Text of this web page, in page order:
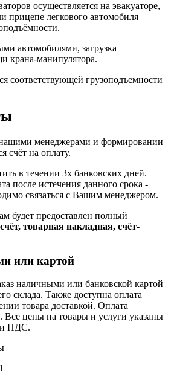
осуществляется на эвакуаторе,
прицепе легкового автомобиля
автомобилями, загрузка
крана-манипулятора.
соответствующей грузоподъемности
менеджерами и формировании
счёт на оплату.
в течении 3х банковских дней.
после истечения данного срока -
связаться с Вашим менеджером.
будет предоставлен полный
счёт, товарная накладная, счёт-
или картой
наличными или банковской картой
склада. Также доступна оплата
товара доставкой. Оплата
Все цены на товары и услуги указаны
и НДС.